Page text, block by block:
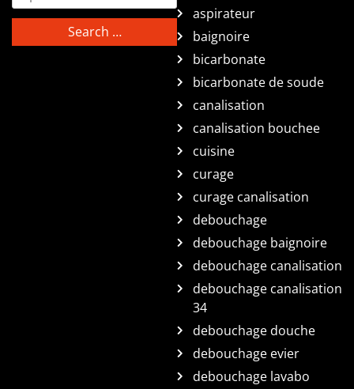
aspirateur
baignoire
bicarbonate
bicarbonate de soude
canalisation
canalisation bouchee
cuisine
curage
curage canalisation
debouchage
debouchage baignoire
debouchage canalisation
debouchage canalisation
34
debouchage douche
debouchage evier
debouchage lavabo